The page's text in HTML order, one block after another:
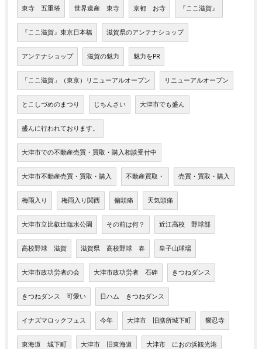
東寺 五重塔 世界遺産 東寺 京都 お寺 『ここ滋賀』
『ここ滋賀』東京日本橋 滋賀県のアンテナショップ
アンテナショップ 滋賀の魅力 魅力をPR
「ここ滋賀」（東京）リニューアルオープン リニューアルオープン
とこしづめのまつり じちんさい 大津市でも盛ん
盛んに行われております。
大津市での不動産売買・買取・購入相談受付中
大津市不動産売買・買取・購入 不動産買取・ 売買・買取・購入
梅雨入り 梅雨入り関西 偏頭痛 天気頭痛
大津市立比叡辻臨水公園 その前は何？ 近江高校 野球部
高校野球 滋賀 滋賀県 高校野球 春 皇子山球場
大津市政功労者の会 大津市政功労者 石碑 きつねダンス
きつねダンス 可愛い 日ハム きつねダンス
イナズマロックフェス 今年 大津市 旧膳所城下町 響忍寺
東海道 城下町 大津市 旧東海道 大津市 におの浜観光港